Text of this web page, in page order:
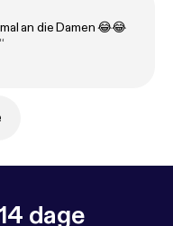
und
www.instagram.
an die Damen 😂😂
dage